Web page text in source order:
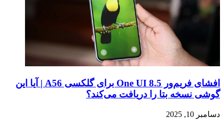
افشای فریم‌ور One UI 8.5 برای گلکسی A56 | آیا این
گوشی نسخه بتا را دریافت می‌کند؟
دسامبر 10, 2025